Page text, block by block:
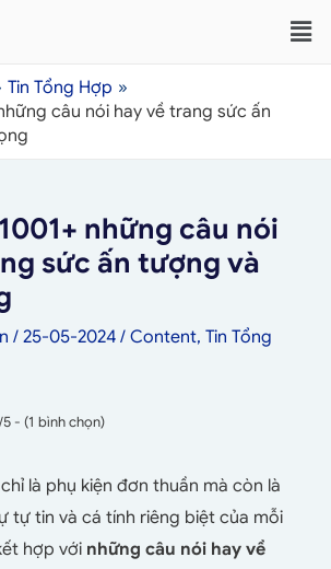
Tin Tổng Hợp
câu nói hay về trang sức ấn
những câu nói
sức ấn tượng và
/ 25-05-2024 / Content, Tin Tổng
5 - (1 bình chọn)
là phụ kiện đơn thuần mà còn là
tự tin và cá tính riêng biệt của mỗi
hợp với những câu nói hay về